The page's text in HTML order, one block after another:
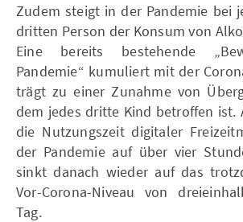
Zudem steigt in der Pandemie bei
dritten Person der Konsum von
Eine bereits bestehende
Pandemie“ kumuliert mit der
trägt zu einer Zunahme von
dem jedes dritte Kind betroffen ist.
die Nutzungszeit digitaler
der Pandemie auf über vier
sinkt danach wieder auf das
Vor-Corona-Niveau von
Tag.